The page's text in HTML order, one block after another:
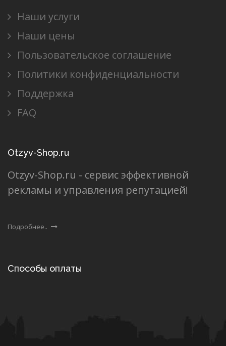
Наши услуги
Наши цены
Пользовательское соглашение
Политики конфиденциальности
Поддержка
FAQ
Otzyv-Shop.ru
Otzyv-Shop.ru - сервис эффективной
рекламы и управления репутацией!
Подробнее..
Способы оплаты